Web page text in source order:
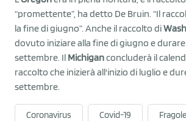
“promettente”, ha detto De Bruin. “Il
la fine di giugno”. Anche il raccolto di
dovuto iniziare alla fine di giugno e
settembre. Il Michiganconcluderà il
raccolto che inizierà all'inizio di luglio e
settembre.
Coronavirus Covid-19 Fragole